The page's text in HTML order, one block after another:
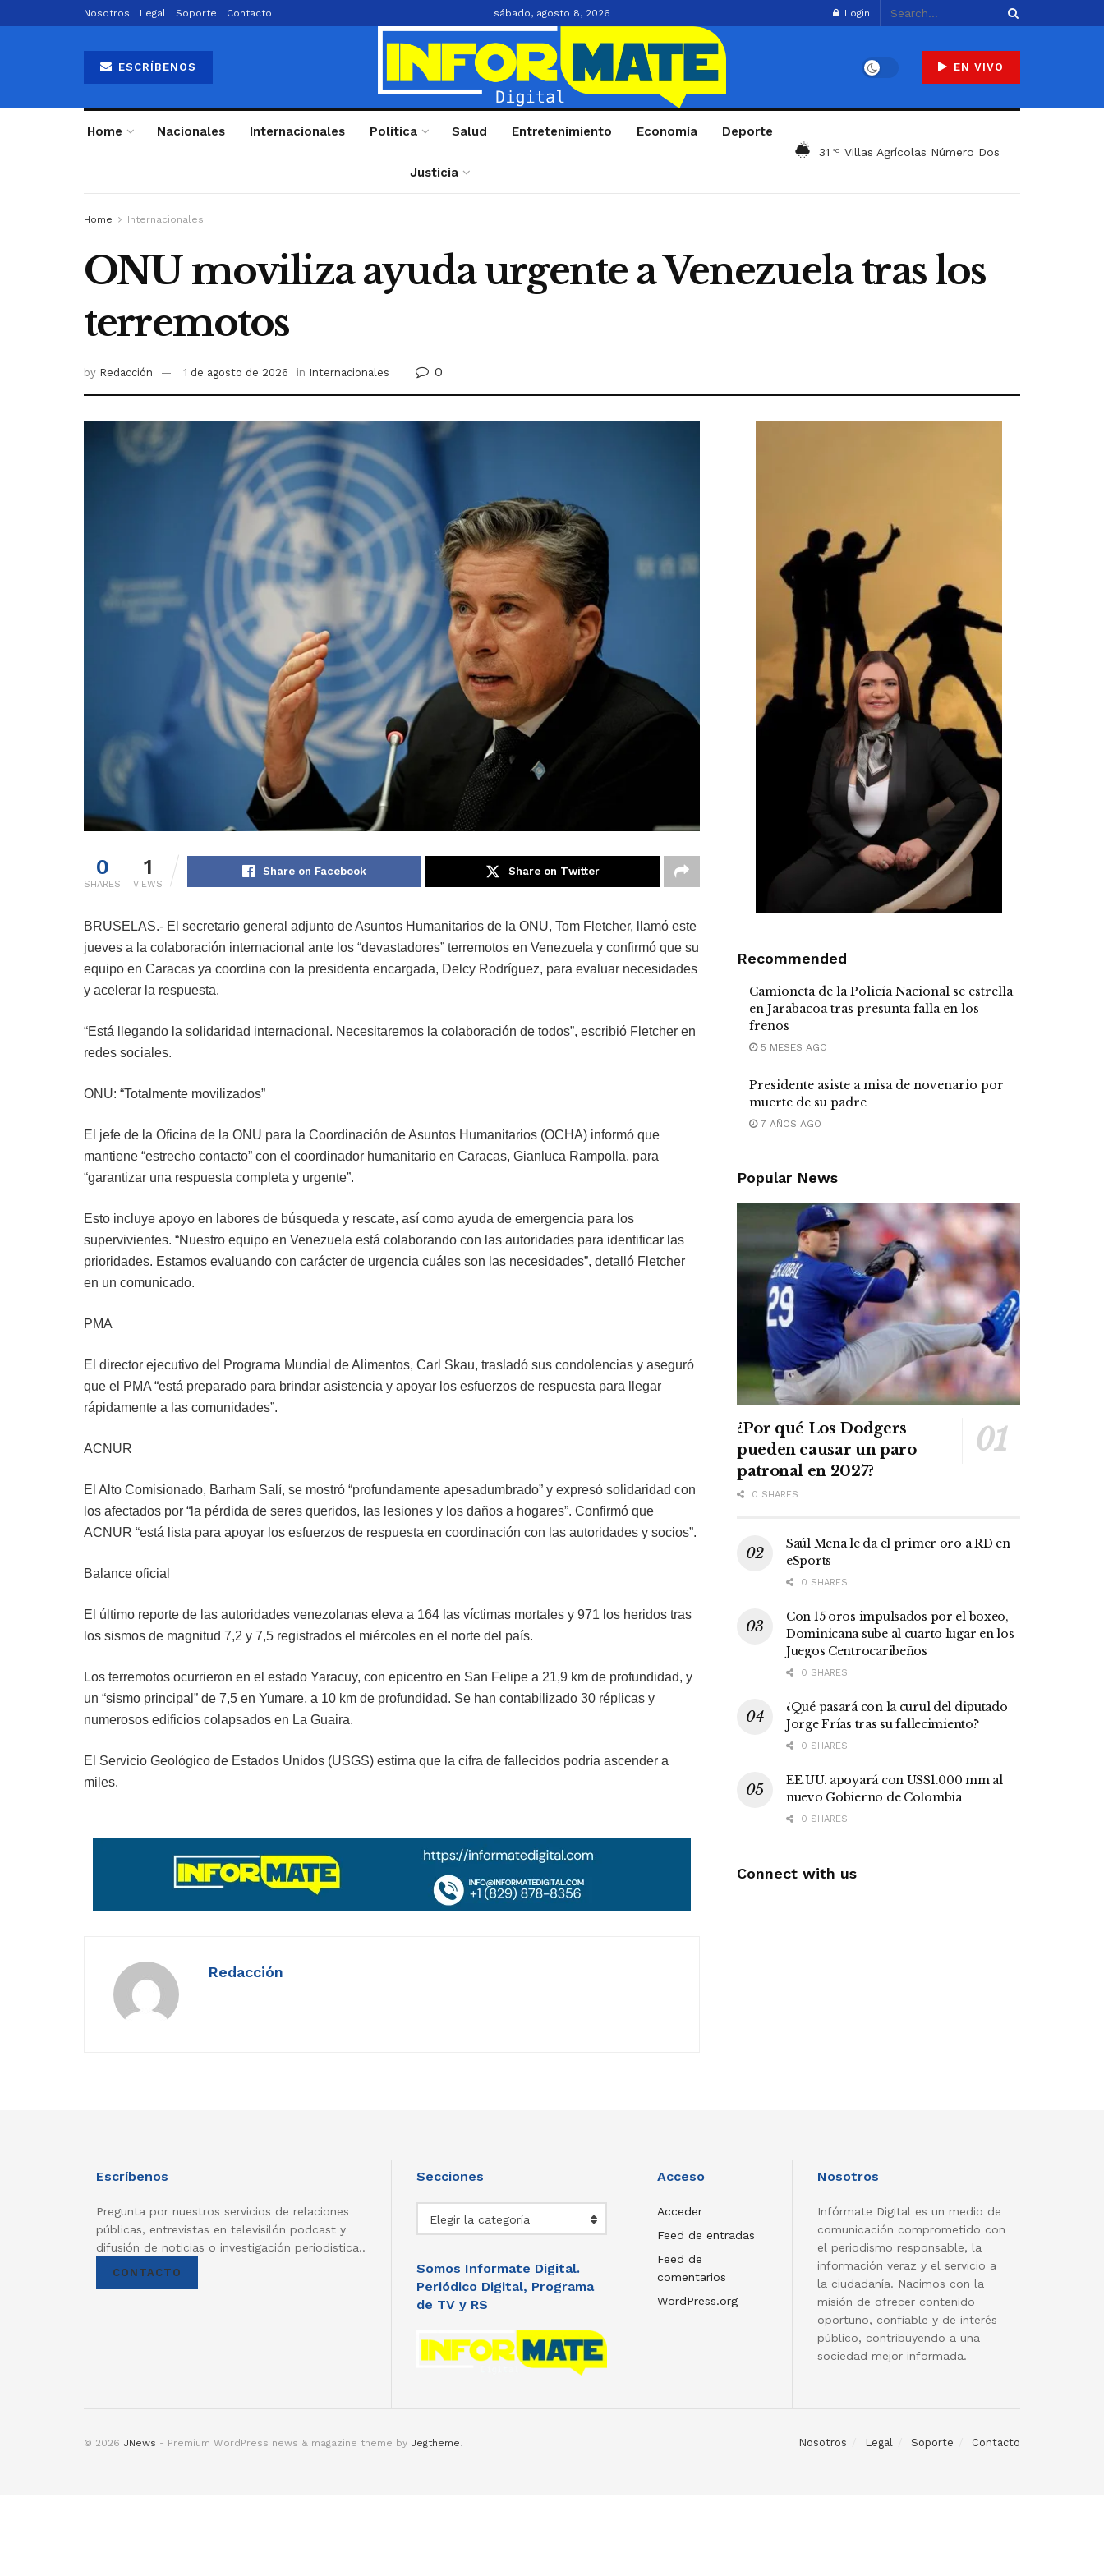
Nosotros Legal Soporte Contacto sábado, agosto 8, 2026 Login
ESCRÍBENOS EN VIVO
Home Nacionales Internacionales Politica Salud Entretenimiento Economía Deporte
Justicia
31 °C Villas Agrícolas Número Dos
Home Internacionales
ONU moviliza ayuda urgente a Venezuela tras los
terremotos
by Redacción 1 de agosto de 2026 in Internacionales 0
0
SHARES
1
VIEWS
Share on Facebook Share on Twitter
BRUSELAS.- El secretario general adjunto de Asuntos Humanitarios de la ONU, Tom Fletcher, llamó este
jueves a la colaboración internacional ante los “devastadores” terremotos en Venezuela y confirmó que su
equipo en Caracas ya coordina con la presidenta encargada, Delcy Rodríguez, para evaluar necesidades
y acelerar la respuesta.
“Está llegando la solidaridad internacional. Necesitaremos la colaboración de todos”, escribió Fletcher en
redes sociales.
ONU: “Totalmente movilizados”
El jefe de la Oficina de la ONU para la Coordinación de Asuntos Humanitarios (OCHA) informó que
mantiene “estrecho contacto” con el coordinador humanitario en Caracas, Gianluca Rampolla, para
“garantizar una respuesta completa y urgente”.
Esto incluye apoyo en labores de búsqueda y rescate, así como ayuda de emergencia para los
supervivientes. “Nuestro equipo en Venezuela está colaborando con las autoridades para identificar las
prioridades. Estamos evaluando con carácter de urgencia cuáles son las necesidades”, detalló Fletcher
en un comunicado.
PMA
El director ejecutivo del Programa Mundial de Alimentos, Carl Skau, trasladó sus condolencias y aseguró
que el PMA “está preparado para brindar asistencia y apoyar los esfuerzos de respuesta para llegar
rápidamente a las comunidades”.
ACNUR
El Alto Comisionado, Barham Salí, se mostró “profundamente apesadumbrado” y expresó solidaridad con
los afectados por “la pérdida de seres queridos, las lesiones y los daños a hogares”. Confirmó que
ACNUR “está lista para apoyar los esfuerzos de respuesta en coordinación con las autoridades y socios”.
Balance oficial
El último reporte de las autoridades venezolanas eleva a 164 las víctimas mortales y 971 los heridos tras
los sismos de magnitud 7,2 y 7,5 registrados el miércoles en el norte del país.
Los terremotos ocurrieron en el estado Yaracuy, con epicentro en San Felipe a 21,9 km de profundidad, y
un “sismo principal” de 7,5 en Yumare, a 10 km de profundidad. Se han contabilizado 30 réplicas y
numerosos edificios colapsados en La Guaira.
El Servicio Geológico de Estados Unidos (USGS) estima que la cifra de fallecidos podría ascender a
miles.
Redacción
Recommended
Camioneta de la Policía Nacional se estrella
en Jarabacoa tras presunta falla en los
frenos
5 MESES AGO
Presidente asiste a misa de novenario por
muerte de su padre
7 AÑOS AGO
Popular News
¿Por qué Los Dodgers
pueden causar un paro
patronal en 2027?
0 SHARES
Saúl Mena le da el primer oro a RD en
eSports
0 SHARES
Con 15 oros impulsados por el boxeo,
Dominicana sube al cuarto lugar en los
Juegos Centrocaribeños
0 SHARES
¿Qué pasará con la curul del diputado
Jorge Frías tras su fallecimiento?
0 SHARES
EE.UU. apoyará con US$1.000 mm al
nuevo Gobierno de Colombia
0 SHARES
Connect with us
Escríbenos
Pregunta por nuestros servicios de relaciones
públicas, entrevistas en televisilón podcast y
difusión de noticias o investigación periodistica..
CONTACTO
Secciones
Elegir la categoría
Somos Informate Digital.
Periódico Digital, Programa
de TV y RS
Acceso
Acceder
Feed de entradas
Feed de
comentarios
WordPress.org
Nosotros
Infórmate Digital es un medio de
comunicación comprometido con
el periodismo responsable, la
información veraz y el servicio a
la ciudadanía. Nacimos con la
misión de ofrecer contenido
oportuno, confiable y de interés
público, contribuyendo a una
sociedad mejor informada.
Nosotros Legal Soporte Contacto
© 2026 JNews - Premium WordPress news & magazine theme by Jegtheme.